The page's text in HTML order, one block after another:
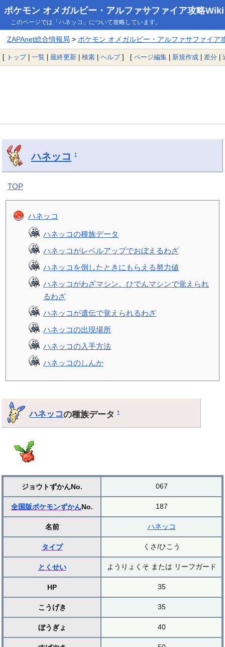
ポケモン オメガルビー・アルファサファイア攻略Wiki
このページでは「ハネッコ」について攻略しています。
ZAPAnet総合情報局 > ポケモン オメガルビー・アルファサファイア
[ トップ| 一覧 | 最終更新 | 検索 | ヘルプ] [ ページ編集 | 新規作成 | 差分 |
ハネッコ †
TOP
ハネッコ
ハネッコの種族データ
ハネッコがレベルアップでおぼえるわざ
ハネッコを倒したときにもらえる努力値
ハネッコがわざマシン、ひでんマシンで覚えられ
るわざ
ハネッコが遺伝で覚えられるわざ
ハネッコの出現場所
ハネッコの入手方法
ハネッコのしんか
ハネッコの種族データ†
ジョウトずかんNo. 067
全国版ポケモンずかんNo. 187
名前 ハネッコ
タイプ くさ/ひこう
とくせい ようりょくそ または リーフガード
HP 35
こうげき 35
ぼうぎょ 40